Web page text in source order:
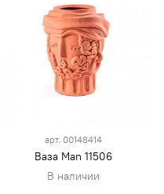
арт. 00148414
Ваза Man 11506
В наличии